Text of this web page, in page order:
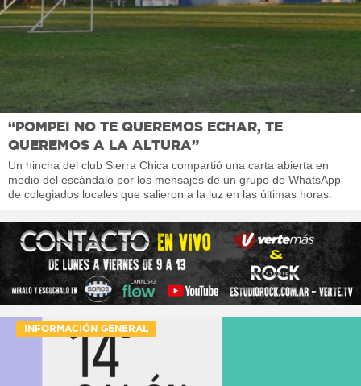
“POMPEI NO TE QUEREMOS ECHAR, TE
QUEREMOS A LA ALTURA”
Un hincha del club Sierra Chica compartió una carta abierta en
medio del escándalo por los mensajes de un grupo de WhatsApp
de colegiados locales que salieron a la luz en las últimas horas.
INFORMACIÓN GENERAL